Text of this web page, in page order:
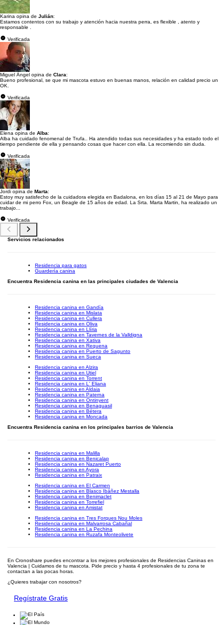
Karina opina de Julián:
Estamos contentos con su trabajo y atención hacia nuestra perra, es flexible , atento y
responsable .
Verificada
Miguel Ángel opina de Clara:
Bueno profesional, se que mi mascota estuvo en buenas manos, relación en calidad precio un
OK.
Verificada
Elena opina de Alba:
Alba ha cuidado fenomenal de Trufa.. Ha atendido todas sus necesidades y ha estado todo el
tiempo pendiente de ella y pensando cosas que hacer con ella. La recomiendo sin duda.
Verificada
Jordi opina de Marta:
Estoy muy satisfecho de la cuidadora elegida en Badalona, en los días 15 al 21 de Mayo para
cuidar de mi perro Fox, un Beagle de 15 años de edad. La Srta. Marta Martin, ha realizado un
trabajo...
Verificada
Servicios relacionados
Residencia para gatos
Guardería canina
Encuentra Residencia canina en las principales ciudades de Valencia
Residencia canina en Gandía
Residencia canina en Mislata
Residencia canina en Cullera
Residencia canina en Oliva
Residencia canina en Llíria
Residencia canina en Tavernes de la Valldigna
Residencia canina en Xativa
Residencia canina en Requena
Residencia canina en Puerto de Sagunto
Residencia canina en Sueca
Residencia canina en Alzira
Residencia canina en Utiel
Residencia canina en Torrent
Residencia canina en L' Eliana
Residencia canina en Aldaia
Residencia canina en Paterna
Residencia canina en Ontinyent
Residencia canina en Benaguasil
Residencia canina en Bétera
Residencia canina en Moncada
Encuentra Residencia canina en los principales barrios de Valencia
Residencia canina en Malilla
Residencia canina en Benicalap
Residencia canina en Nazaret Puerto
Residencia canina en Ayora
Residencia canina en Patraix
Residencia canina en El Carmen
Residencia canina en Blasco Ibáñez Mestalla
Residencia canina en Benimaclet
Residencia canina en Torrefiel
Residencia canina en Amistat
Residencia canina en Tres Forques Nou Moles
Residencia canina en Malvarrosa Cabañal
Residencia canina en La Pechina
Residencia canina en Ruzafa Monteolivete
En Cronoshare puedes encontrar a los mejores profesionales de Residencias Caninas en
Valencia | Cuidamos de tu mascota. Pide precio y hasta 4 profesionales de tu zona te
contactan a las pocas horas.
¿Quieres trabajar con nosotros?
Regístrate Gratis